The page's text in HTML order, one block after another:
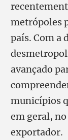
metrópoles
país. Com a
avançado
municípios
em geral,
exportador.